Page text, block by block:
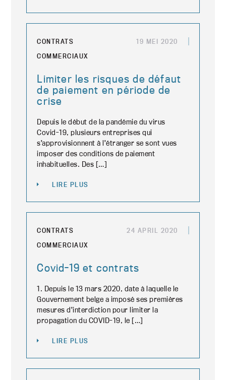
CONTRATS
COMMERCIAUX
19 MEI 2020
Limiter les risques de défaut
de paiement en période de
crise
Depuis le début de la pandémie du virus
Covid-19, plusieurs entreprises qui
s’approvisionnent à l’étranger se sont vues
imposer des conditions de paiement
inhabituelles. Des […]
LIRE PLUS
CONTRATS
COMMERCIAUX
24 APRIL 2020
Covid-19 et contrats
1. Depuis le 13 mars 2020, date à laquelle le
Gouvernement belge a imposé ses premières
mesures d’interdiction pour limiter la
propagation du COVID-19, le […]
LIRE PLUS